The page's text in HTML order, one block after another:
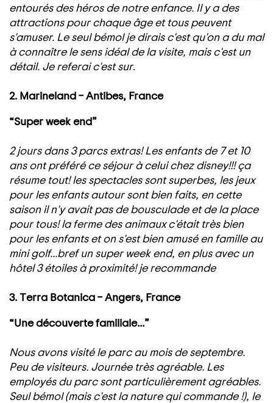
entourés des héros de notre enfance. Il y a des
attractions pour chaque âge et tous peuvent
s'amuser. Le seul bémol je dirais c'est qu'on a du mal
à connaître le sens idéal de la visite, mais c'est un
détail. Je referai c'est sur.
2. Marineland – Antibes, France
“Super week end”
2 jours dans 3 parcs extras! Les enfants de 7 et 10
ans ont préféré ce séjour à celui chez disney!!! ça
résume tout! les spectacles sont superbes, les jeux
pour les enfants autour sont bien faits, en cette
saison il n'y avait pas de bousculade et de la place
pour tous! la ferme des animaux c'était très bien
pour les enfants et on s'est bien amusé en famille au
mini golf...bref un super week end, en plus avec un
hôtel 3 étoiles à proximité! je recommande
3. Terra Botanica – Angers, France
“Une découverte familiale...”
Nous avons visité le parc au mois de septembre.
Peu de visiteurs. Journée très agréable. Les
employés du parc sont particulièrement agréables.
Seul bémol (mais c'est la nature qui commande !), le